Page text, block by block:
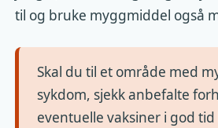
til og bruke myggmiddel også
Skal du til et område med
sykdom, sjekk anbefalte
eventuelle vaksiner i god